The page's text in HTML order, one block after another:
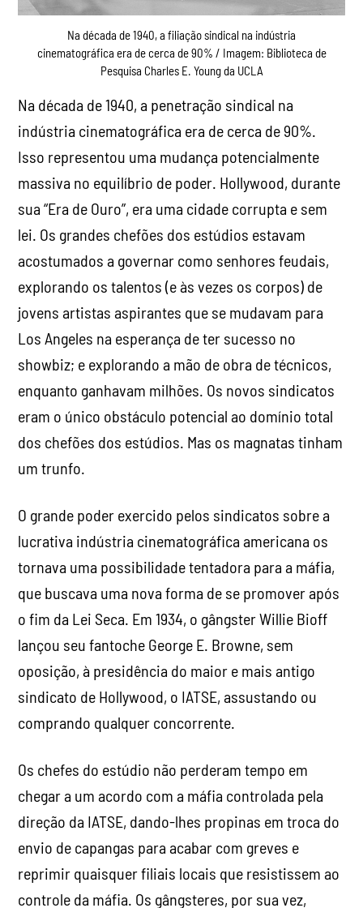
Na década de 1940, a filiação sindical na indústria
cinematográfica era de cerca de 90% / Imagem: Biblioteca de
Pesquisa Charles E. Young da UCLA
Na década de 1940, a penetração sindical na
indústria cinematográfica era de cerca de 90%.
Isso representou uma mudança potencialmente
massiva no equilíbrio de poder. Hollywood, durante
sua “Era de Ouro”, era uma cidade corrupta e sem
lei. Os grandes chefões dos estúdios estavam
acostumados a governar como senhores feudais,
explorando os talentos (e às vezes os corpos) de
jovens artistas aspirantes que se mudavam para
Los Angeles na esperança de ter sucesso no
showbiz; e explorando a mão de obra de técnicos,
enquanto ganhavam milhões. Os novos sindicatos
eram o único obstáculo potencial ao domínio total
dos chefões dos estúdios. Mas os magnatas tinham
um trunfo.
O grande poder exercido pelos sindicatos sobre a
lucrativa indústria cinematográfica americana os
tornava uma possibilidade tentadora para a máfia,
que buscava uma nova forma de se promover após
o fim da Lei Seca. Em 1934, o gângster Willie Bioff
lançou seu fantoche George E. Browne, sem
oposição, à presidência do maior e mais antigo
sindicato de Hollywood, o IATSE, assustando ou
comprando qualquer concorrente.
Os chefes do estúdio não perderam tempo em
chegar a um acordo com a máfia controlada pela
direção da IATSE, dando-lhes propinas em troca do
envio de capangas para acabar com greves e
reprimir quaisquer filiais locais que resistissem ao
controle da máfia. Os gângsteres, por sua vez,